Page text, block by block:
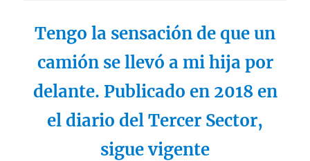
Tengo la sensación de que un
camión se llevó a mi hija por
delante. Publicado en 2018 en
el diario del Tercer Sector,
sigue vigente